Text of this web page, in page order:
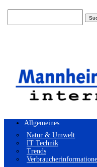
Allgemeines
Natur & Umwelt
IT Technik
Trends